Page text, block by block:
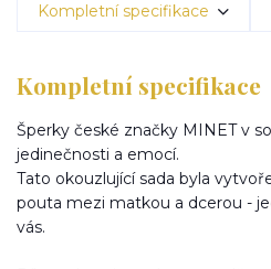
Kompletní specifikace
Kompletní specifikace
Šperky české značky MINET v
jedinečnosti a emocí.
Tato okouzlující sada byla
pouta mezi matkou a dcerou -
vás.